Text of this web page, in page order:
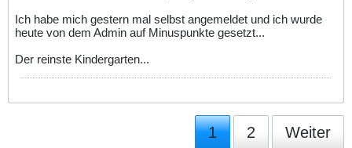
Ich habe mich gestern mal selbst angemeldet und ich wurde
heute von dem Admin auf Minuspunkte gesetzt...
Der reinste Kindergarten...
1 2 Weiter